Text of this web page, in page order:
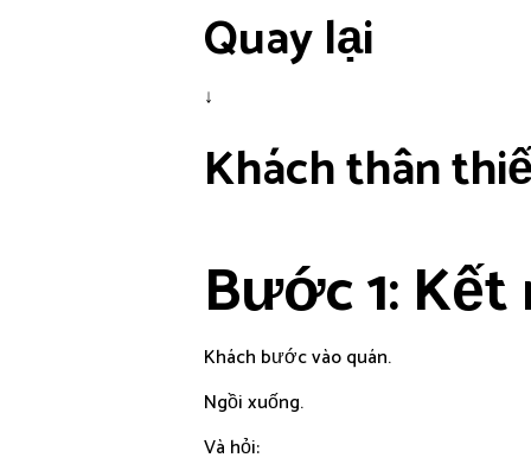
Quay lại
↓
Khách thân
Bước 1: Kết
Khách bước vào quán.
Ngồi xuống.
Và hỏi: